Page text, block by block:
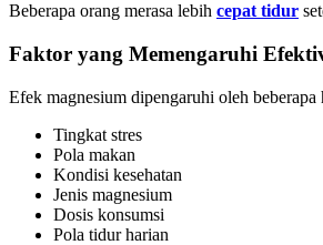
Beberapa orang merasa lebih cepat tidur
Faktor yang Memengaruhi
Efek magnesium dipengaruhi oleh beberapa
Tingkat stres
Pola makan
Kondisi kesehatan
Jenis magnesium
Dosis konsumsi
Pola tidur harian